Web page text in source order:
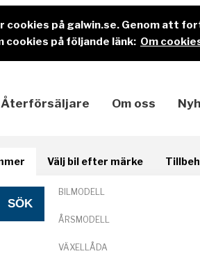
cookies på galwin.se. Genom att
cookies på följande länk: Om
Återförsäljare Om oss
Välj bil efter märke
BILMODELL
ÅRSMODELL
VÄXELLÅDA